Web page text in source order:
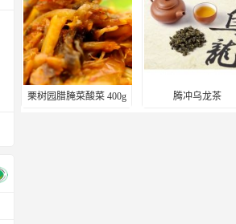
栗树园腊腌菜酸菜 400g 腾冲乌龙茶